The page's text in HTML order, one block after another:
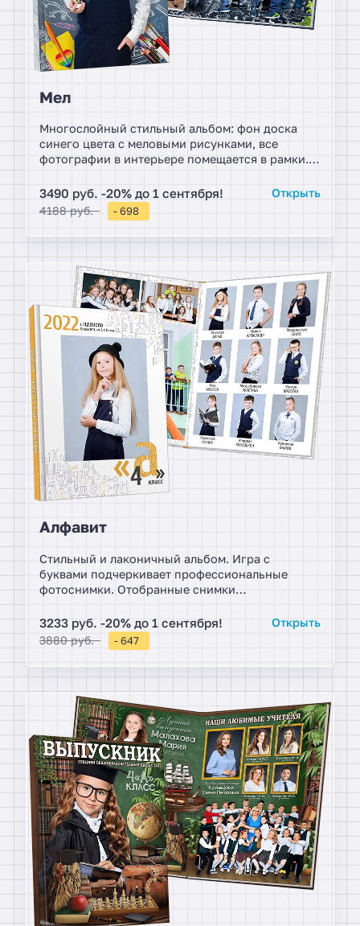
Мел
Многослойный стильный альбом: фон доска
синего цвета с меловыми рисунками, все
фотографии в интерьере помещается в рамки.
как будто выглядывают из рамочек. Элементы
канцелярии в альбомах размещаются
индивидуально дизайнером, уравновешивая
композицию разворота.
3490 руб. -20% до 1 сентября!
4188 руб. - 698
Открыть
Алфавит
Стильный и лаконичный альбом. Игра с
буквами подчеркивает профессиональные
фотоснимки. Отобранные снимки
памятные коллажи. Многослойные виньетки и
листы с цитатами.
3233 руб. -20% до 1 сентября!
3880 руб. - 647
Открыть